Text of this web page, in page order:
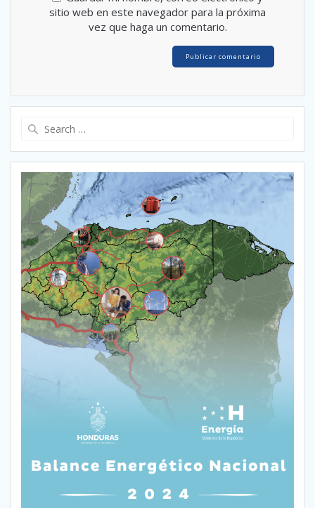
sitio web en este navegador para la próxima
vez que haga un comentario.